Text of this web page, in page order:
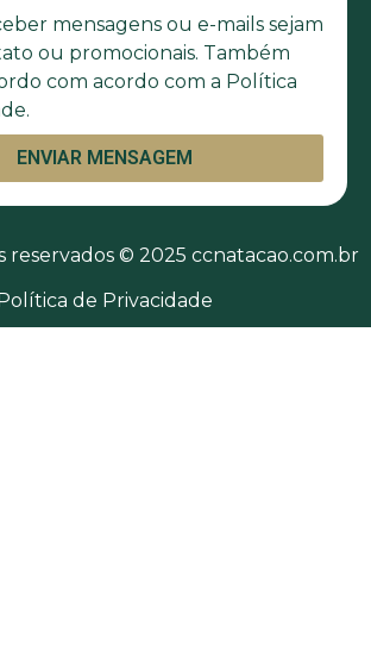
mensagens ou e-mails sejam
ou promocionais. Também
com acordo com a Política
ENVIAR MENSAGEM
reservados © 2025 ccnatacao.com.br
Política de Privacidade